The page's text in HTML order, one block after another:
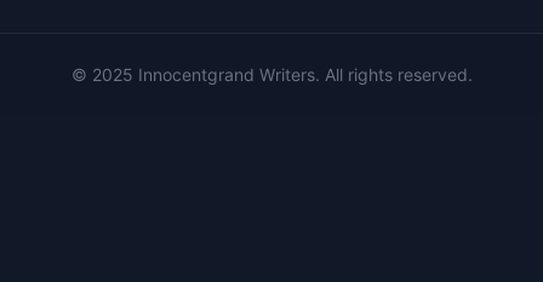
© 2025 Innocentgrand Writers. All rights reserved.